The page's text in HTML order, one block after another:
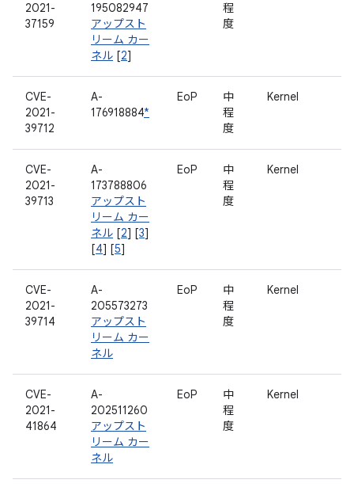
2021-
37159
195082947
アップスト
リーム カー
ネル [2]
程
度
CVE-
2021-
39712
A-
176918884*
EoP
中
程
度
Kernel
CVE-
2021-
39713
A-
173788806
アップスト
リーム カー
ネル [2] [3]
[4] [5]
EoP
中
程
度
Kernel
CVE-
2021-
39714
A-
205573273
アップスト
リーム カー
ネル
EoP
中
程
度
Kernel
CVE-
2021-
41864
A-
202511260
アップスト
リーム カー
ネル
EoP
中
程
度
Kernel